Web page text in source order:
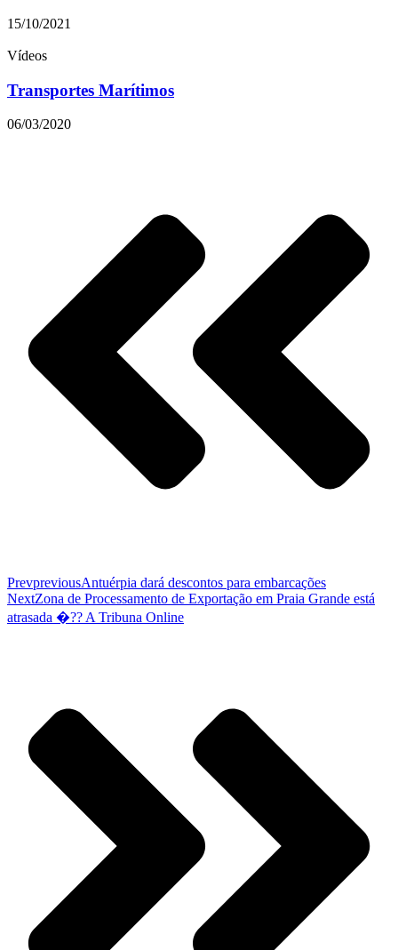
15/10/2021
Vídeos
Transportes Marítimos
06/03/2020
PrevpreviousAntuérpia dará descontos para embarcações
NextZona de Processamento de Exportação em Praia Grande está
atrasada �?? A Tribuna Online